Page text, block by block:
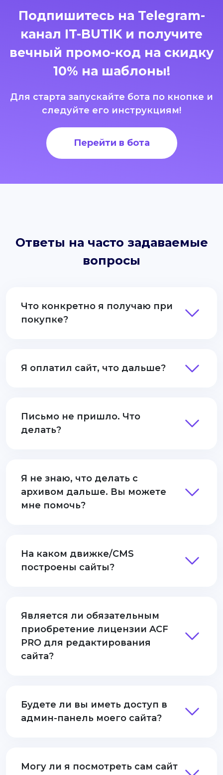
Подпишитесь на Telegram-
канал IT-BUTIK и получите
вечный промо-код на скидку
10% на шаблоны!
Для старта запускайте бота по кнопке и
следуйте его инструкциям!
Перейти в бота
Ответы на часто задаваемые
вопросы
Что конкретно я получаю при
покупке?
Я оплатил сайт, что дальше?
Письмо не пришло. Что
делать?
Я не знаю, что делать с
архивом дальше. Вы можете
мне помочь?
На каком движке/CMS
построены сайты?
Является ли обязательным
приобретение лицензии ACF
PRO для редактирования
сайта?
Будете ли вы иметь доступ в
админ-панель моего сайта?
Могу ли я посмотреть сам сайт